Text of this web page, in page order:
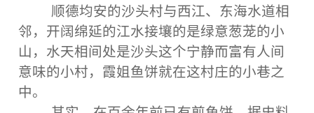
顺德均安的沙头村与西江、东海水道相
邻，开阔绵延的江水接壤的是绿意葱茏的小
山，水天相间处是沙头这个宁静而富有人间
意味的小村，霞姐鱼饼就在这村庄的小巷之
中。